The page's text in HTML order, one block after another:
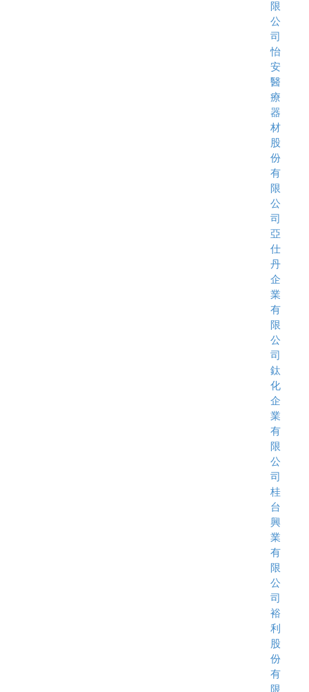
限
公
司
怡
安
醫
療
器
材
股
份
有
限
公
司
亞
仕
丹
企
業
有
限
公
司
鈦
化
企
業
有
限
公
司
桂
台
興
業
有
限
公
司
裕
利
股
份
有
限